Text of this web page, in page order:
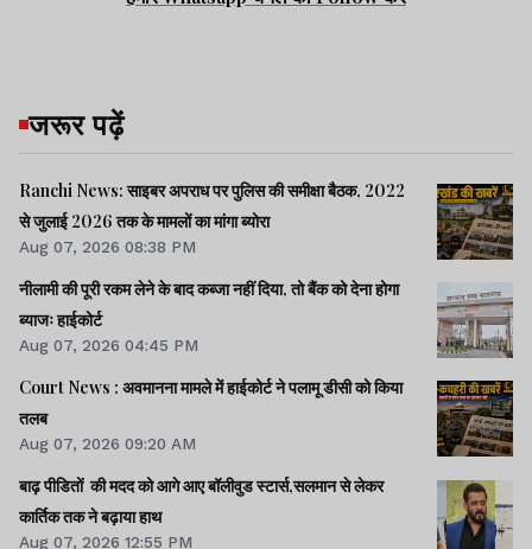
जरूर पढ़ें
Ranchi News: साइबर अपराध पर पुलिस की समीक्षा बैठक, 2022
से जुलाई 2026 तक के मामलों का मांगा ब्योरा
Aug 07, 2026 08:38 PM
नीलामी की पूरी रकम लेने के बाद कब्जा नहीं दिया, तो बैंक को देना होगा
ब्याजः हाईकोर्ट
Aug 07, 2026 04:45 PM
Court News : अवमानना मामले में हाईकोर्ट ने पलामू डीसी को किया
तलब
Aug 07, 2026 09:20 AM
बाढ़ पीडितों की मदद को आगे आए बॉलीवुड स्टार्स,सलमान से लेकर
कार्तिक तक ने बढ़ाया हाथ
Aug 07, 2026 12:55 PM